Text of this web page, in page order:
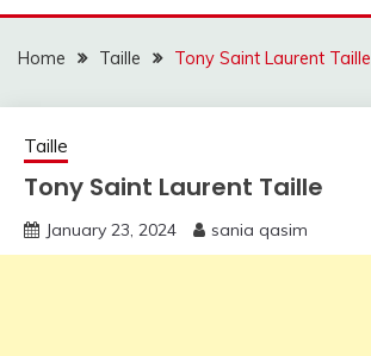
Home Taille Tony Saint Laurent Taille
Taille
Tony Saint Laurent Taille
January 23, 2024 sania qasim